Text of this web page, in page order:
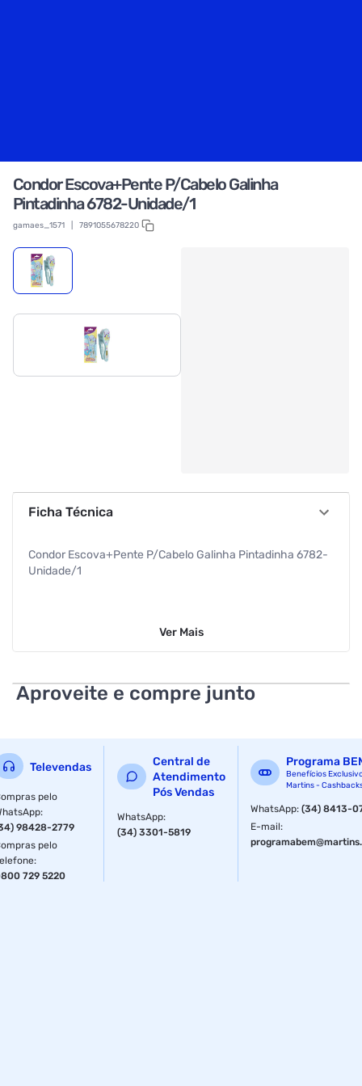
Condor Escova+Pente P/Cabelo Galinha
Pintadinha 6782-Unidade/1
gamaes_1571 7891055678220
Ficha Técnica
Condor Escova+Pente P/Cabelo Galinha Pintadinha 6782-
Unidade/1
Ver Mais
Aproveite e compre junto
Televendas
pelo
:
98428-2779
pelo
:
729 5220
Central de
Atendimento
Pós Vendas
WhatsApp:
(34) 3301-5819
Programa
Benefícios
Martins -
WhatsApp:(34) 8413-
E-mail: